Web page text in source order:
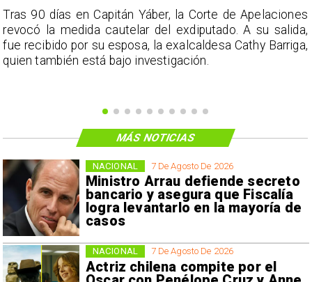
Tras 90 días en Capitán Yáber, la Corte de Apelaciones
revocó la medida cautelar del exdiputado. A su salida,
fue recibido por su esposa, la exalcaldesa Cathy Barriga,
quien también está bajo investigación.
7 De Agosto De 2026
Ministro Arrau defiende secreto
bancario y asegura que Fiscalía
logra levantarlo en la mayoría de
casos
NACIONAL
7 De Agosto De 2026
Actriz chilena compite por el
NACIONAL
MÁS NOTICIAS